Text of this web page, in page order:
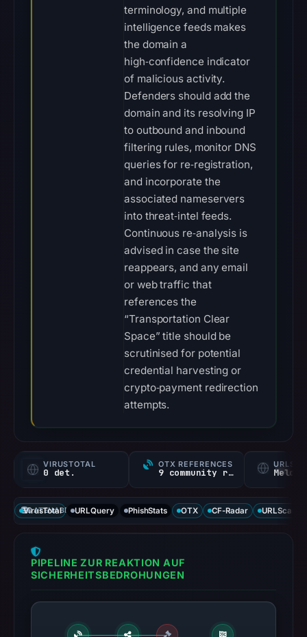
terminology, and multiple
intelligence feeds makes
the domain a
high‑confidence indicator
of malicious activity.
Defenders should add the
domain and its resolving IP
to outbound and inbound
filtering rules, monitor DNS
queries for re‑registration,
and incorporate the
associated nameservers
into threat‑intel feeds.
Continuous re‑analysis is
advised in case the site
reappears, and any email
or web traffic that
references the
“Transportation Clear
Space” title should be
scrutinised for potential
credential harvesting or
crypto‑payment redirection
attempts.
VIRUSTOTAL
0 det.
OTX REFERENCES
9 community refs
DATENABDECKUNG
VirusTotal URLQuery PhishStats OTX CF-Radar URLScan
PIPELINE ZUR REAKTION AUF
SICHERHEITSBEDROHUNGEN